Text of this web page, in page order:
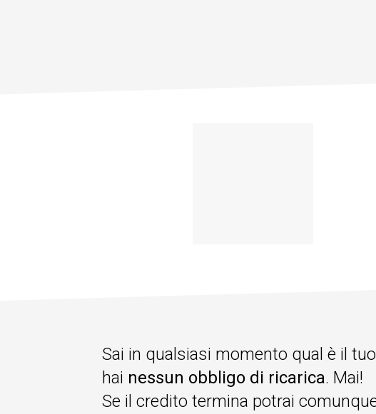
Sai in qualsiasi momento qual è il
hai nessun obbligo di ricarica. Mai!
Se il credito termina potrai